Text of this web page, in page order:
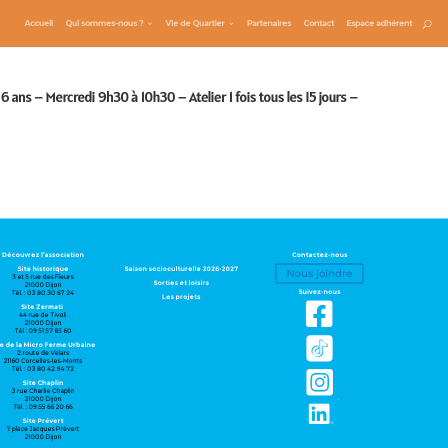
Accueil Qui sommes-nous ? Vie de Quartier Partenaires Contact Espace adhérent
– Mercredi 9h30 à 10h30 – Atelier 1 fois tous les 15 jours –
Découvrez l’association
Site historique
3 et 5 rue des Fleurs
21000 Dijon
Tél. : 03 80 30 67 24
Site Zermati
44 rue de Tivoli
21000 Dijon
Tél : 09 51 57 85 60
de la Micro Ferme Urbaine
2 route de Velars
21160 Corcelles-les-Monts
Tél. : 03 80 42 94 72
Site Chaplin
3 rue Charlie Chaplin
21000 Dijon
Tél. : 09 55 66 20 66
Site Prévert
7 place Jacques Prévert
21000 Dijon
Saison socioculturelle 2026-2027
Sorties et loisirs
Les projets
Contactez-nous
Nous joindre
Suivez-nous